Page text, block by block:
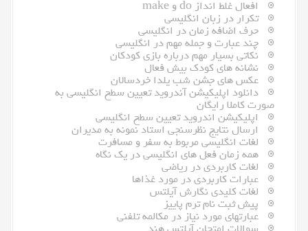
افعال غلط انداز do و make
تکرار در زبان انگلیسی
حرف اضافه زمان در انگلیسی
چند عبارت و جمله مهم در انگلیسی
نکاتی بسیار مهم درباره بازی کودکان
نشانه های کودک بیش فعال
عکس های جشن شب یلدا خردسالان
دانلود اپلیکیشن آندروید تعیین سطح انگلیسی به
صورت کاملا رایگان
اپلیکیشن اندروید تعیین سطح انگلیسی
ارسال نتایج نظرسنجی استاد نمونه به مدیران
لغات انگلیسی مربوط به سفر و مسافرت
همه زمان فعل های انگلیسی در یک نگاه
لغات کاربردی در ریاضی
عبارات کاربردی در مورد غذاها
لغات کلیدی نگارش آیلتس
پیش ثبت نام ترم پاییز
عبارتهای مورد نیاز در مکالمه تلفنی